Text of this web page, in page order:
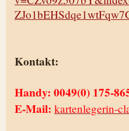
Kontakt:
Handy: 0049(0) 175-
E-Mail: kartenlegerin-